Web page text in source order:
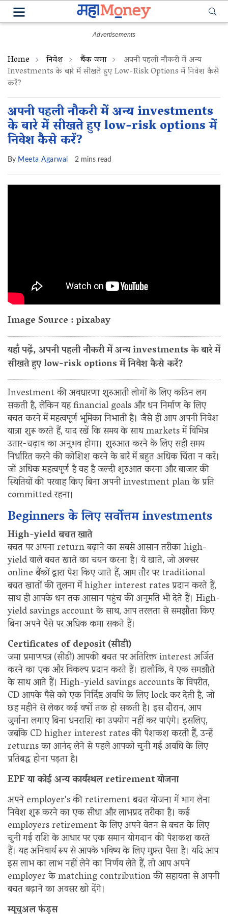
Home निवेश बैंक जमा अपनी पहली नौकरी में अन्य
Investments के बारे में सीखते हुए Low-Risk Options में निवेश कैसे
करें?
अपनी पहली नौकरी में अन्य investments
के बारे में सीखते हुए low-risk options में
निवेश कैसे करें?
By Meeta Agarwal 2 mins read
Image Source : pixabay
यहाँ पढ़ें, अपनी पहली नौकरी में अन्य investments के बारे में
सीखते हुए low-risk options में निवेश कैसे करें?
Investment की अवधारणा शुरुआती लोगों के लिए कठिन लग
सकती है, लेकिन यह financial goals और धन निर्माण के लिए
बचत करने में महत्वपूर्ण भूमिका निभाती है। जैसे ही आप अपनी निवेश
यात्रा शुरू करते हैं, याद रखें कि समय के साथ markets में विभिन्न
उतार-चढ़ाव का अनुभव होगा। शुरुआत करने के लिए सही समय
निर्धारित करने की कोशिश करने के बारे में बहुत अधिक चिंता न करें।
जो अधिक महत्वपूर्ण है वह है जल्दी शुरुआत करना और बाजार की
स्थितियों की परवाह किए बिना अपनी investment plan के प्रति
committed रहना।
Beginners के लिए सर्वोत्तम investments
High-yield बचत खाते
बचत पर अपना return बढ़ाने का सबसे आसान तरीका high-
yield वाले बचत खाते का चयन करना है। ये खाते, जो अक्सर
online बैंकों द्वारा पेश किए जाते हैं, आम तौर पर traditional
बचत खातों की तुलना में higher interest rates प्रदान करते हैं,
साथ ही आपके धन तक आसान पहुंच की अनुमति भी देते हैं। High-
yield savings account के साथ, आप तरलता से समझौता किए
बिना अपने पैसे पर अधिक कमा सकते हैं।
Certificates of deposit (सीडी)
जमा प्रमाणपत्र (सीडी) आपकी बचत पर अतिरिक्त interest अर्जित
करने का एक और विकल्प प्रदान करते हैं। हालाँकि, वे एक समझौते
के साथ आते हैं। High-yield savings accounts के विपरीत,
CD आपके पैसे को एक निर्दिष्ट अवधि के लिए lock कर देती है, जो
छह महीने से लेकर कई वर्षों तक हो सकती है। इस दौरान, आप
जुर्माना लगाए बिना धनराशि का उपयोग नहीं कर पाएंगे। इसलिए,
जबकि CD higher interest rates की पेशकश करती हैं, उन्हें
returns का आनंद लेने से पहले आपको चुनी गई अवधि के लिए
प्रतिबद्ध होना पड़ता है।
EPF या कोई अन्य कार्यस्थल retirement योजना
अपने employer's की retirement बचत योजना में भाग लेना
निवेश शुरू करने का एक सीधा और लाभप्रद तरीका है। कई
employers retirement के लिए अपने वेतन से बचत के लिए
चुनी गई राशि के आधार पर एक समान योगदान की पेशकश करते
हैं। यह अनिवार्य रूप से आपके भविष्य के लिए मुफ़्त पैसा है। यदि आप
इस लाभ का लाभ नहीं लेने का निर्णय लेते हैं, तो आप अपने
employer के matching contribution की सहायता से अपनी
बचत बढ़ाने का अवसर खो देंगे।
म्यूचुअल फंड्स